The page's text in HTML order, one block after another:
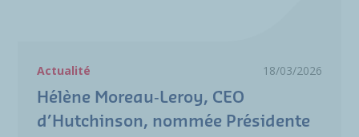
Actualité 18/03/2026
Hélène Moreau‑Leroy, CEO
d’Hutchinson, nommée Présidente